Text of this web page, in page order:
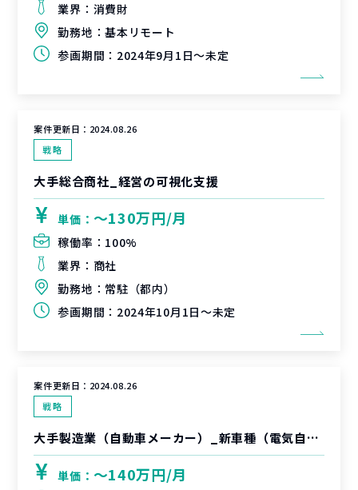
業界： 消費財
勤務地：基本リモート
参画期間： 2024年9月1日～未定
案件更新日： 2024.08.26
戦略
大手総合商社_経営の可視化支援
単価： 〜130万円/月
稼働率： 100%
業界： 商社
勤務地： 常駐（都内）
参画期間： 2024年10月1日～未定
案件更新日： 2024.08.26
戦略
大手製造業（自動車メーカー）_新車種（電気自動車）生産プロジェクト
単価： 〜140万円/月